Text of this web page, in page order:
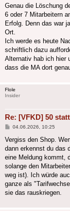
Genau die Löschung
6 oder 7 Mitarbeitern
Erfolg. Denn das war
Ort.
Ich werde es heute
schriftlich dazu
Alternativ hab ich hier
dass die MA dort
Flole
Insider
Re: [VFKD] 50
Beitrag
04.06.2026, 10:25
Vergiss den Shop.
dann erkennst du das
eine Meldung kommt,
solange den
weg ist). Ich würde
ganze als
sie das rauskriegen.